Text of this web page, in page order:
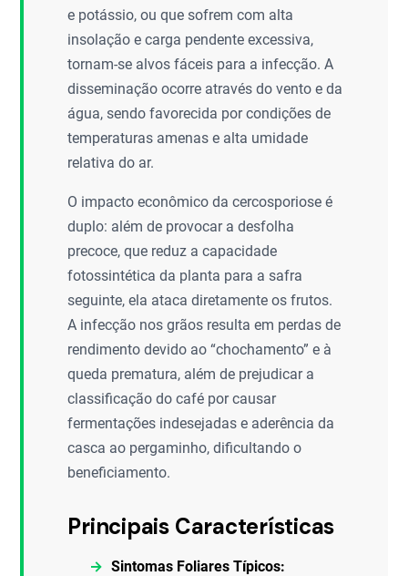
e potássio, ou que sofrem com alta
insolação e carga pendente excessiva,
tornam-se alvos fáceis para a infecção. A
disseminação ocorre através do vento e da
água, sendo favorecida por condições de
temperaturas amenas e alta umidade
relativa do ar.
O impacto econômico da cercosporiose é
duplo: além de provocar a desfolha
precoce, que reduz a capacidade
fotossintética da planta para a safra
seguinte, ela ataca diretamente os frutos.
A infecção nos grãos resulta em perdas de
rendimento devido ao “chochamento” e à
queda prematura, além de prejudicar a
classificação do café por causar
fermentações indesejadas e aderência da
casca ao pergaminho, dificultando o
beneficiamento.
Principais Características
Sintomas Foliares Típicos: